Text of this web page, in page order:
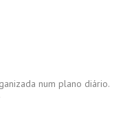
num plano diário.